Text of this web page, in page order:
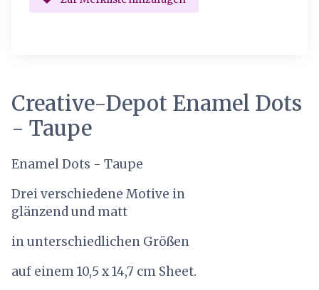
Creative-Depot Enamel Dots
- Taupe
Enamel Dots - Taupe
Drei verschiedene Motive in
glänzend und matt
in unterschiedlichen Größen
auf einem 10,5 x 14,7 cm Sheet.